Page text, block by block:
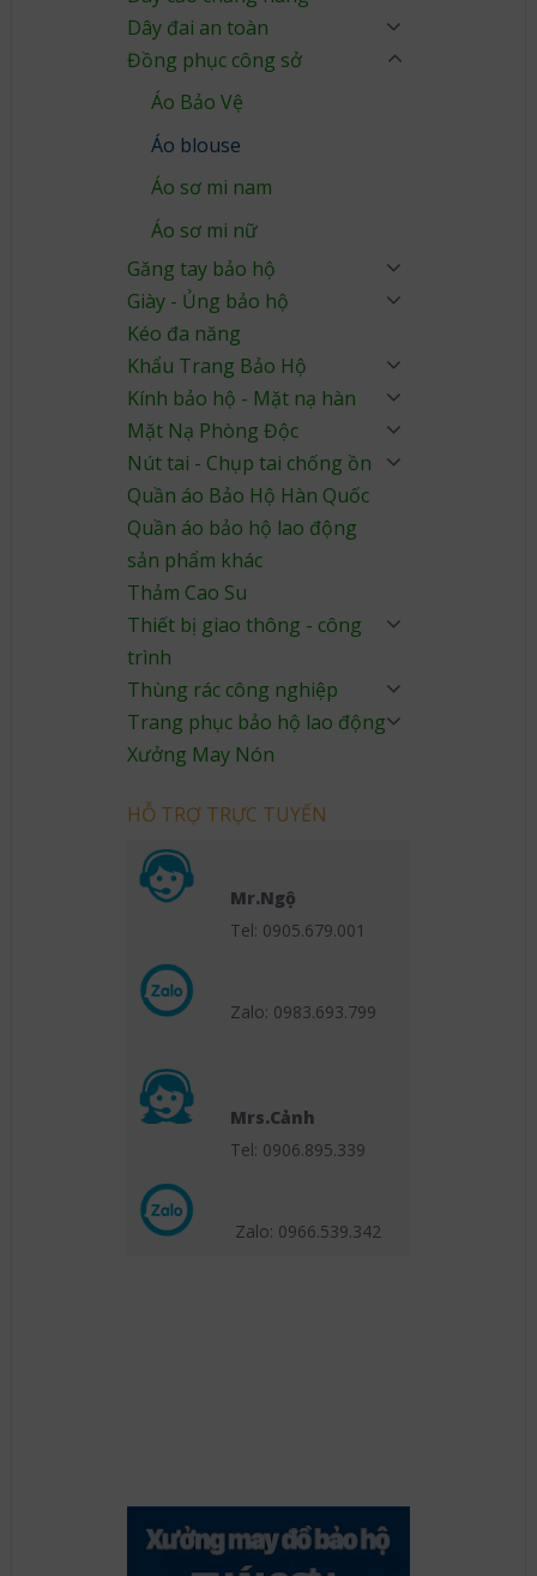
Dây đai an toàn
Đồng phục công sở
Áo Bảo Vệ
Áo blouse
Áo sơ mi nam
Áo sơ mi nữ
Găng tay bảo hộ
Giày - Ủng bảo hộ
Kéo đa năng
Khẩu Trang Bảo Hộ
Kính bảo hộ - Mặt nạ hàn
Mặt Nạ Phòng Độc
Nút tai - Chụp tai chống ồn
Quần áo Bảo Hộ Hàn Quốc
Quần áo bảo hộ lao động
sản phẩm khác
Thảm Cao Su
Thiết bị giao thông - công
trình
Thùng rác công nghiệp
Trang phục bảo hộ lao động
Xưởng May Nón
HỖ TRỢ TRỰC TUYẾN
Mr.Ngộ
Tel: 0905.679.001
Zalo: 0983.693.799
Mrs.Cảnh
Tel: 0906.895.339
Zalo: 0966.539.342